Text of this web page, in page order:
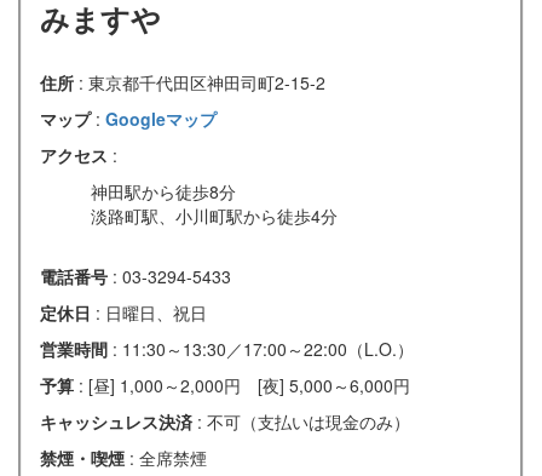
みますや
住所 : 東京都千代田区神田司町2-15-2
マップ : Googleマップ
アクセス :
神田駅から徒歩8分
淡路町駅、小川町駅から徒歩4分
電話番号 : 03-3294-5433
定休日 : 日曜日、祝日
営業時間 : 11:30～13:30／17:00～22:00（L.O.）
予算 : [昼] 1,000～2,000円 [夜] 5,000～6,000円
キャッシュレス決済 : 不可（支払いは現金のみ）
禁煙・喫煙 : 全席禁煙